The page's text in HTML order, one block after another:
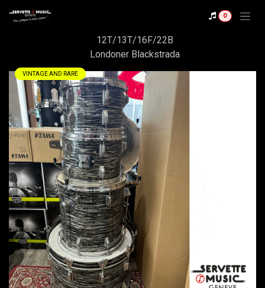
0
12T/13T/16F/22B
Londoner Blackstrada
VINTAGE AND RARE